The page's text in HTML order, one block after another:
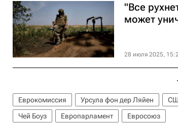
"Все
может
28 июля 2025,
Еврокомиссия Урсула фон дер Ляйен
Чей Боуз
Европарламент Евросоюз